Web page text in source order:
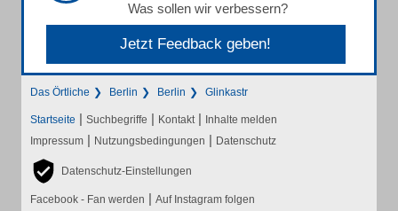
Was sollen wir verbessern?
Jetzt Feedback geben!
Das Örtliche Berlin Berlin Glinkastr
Startseite | Suchbegriffe | Kontakt | Inhalte melden
Impressum | Nutzungsbedingungen | Datenschutz
Datenschutz-Einstellungen
Facebook - Fan werden | Auf Instagram folgen